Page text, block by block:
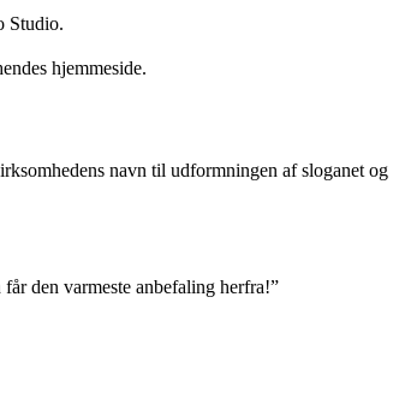
Studio.
hjemmeside.
navn til udformningen af sloganet og
den varmeste anbefaling herfra!”